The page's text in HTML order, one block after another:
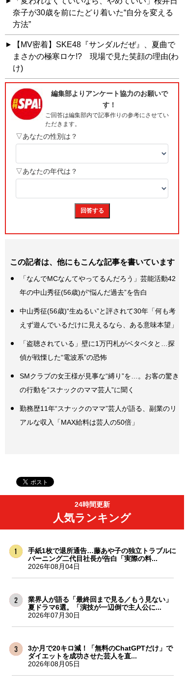
奈子が30歳を前にたどり着いた“自分を変える
方法”
【MV密着】SKE48『サンダルだぜ』、夏曲で
まさかの極寒ロケ!? 現場で見た笑顔の理由(わ
け)
この記者は、他にもこんな記事を書いています
「なんでMCなんてやってるんだろう」芸能活動42
年の中山秀征(56歳)が“悩んだ過去”を告白
中山秀征(56歳)“生ぬるい”と評されて30年「何も考
えず遊んでいるだけに見えるなら、ある意味本望」
「盗聴されている」壁に1万円札がベタベタと…探
偵が戦慄した“電波系”の恐怖
SMクラブの女王様が見事な“縛り”を…。お客の驚き
の行動を“スナックのママ芸人”に聞く
勤務歴11年“スナックのママ”芸人が語る、副業のリ
アルな収入「MAX給料は芸人の50倍」
24時間更新
人気ランキング
手紙1枚で退所通告…藤あや子の独立トラブルに
バーニング二代目社長が告白「実際の料...
2026年08月04日
業界人が語る「最終回まで見る／もう見ない」
夏ドラマ6選。「演技が一辺倒で主人公に...
2026年07月30日
3か月で20キロ減！「無料のChatGPTだけ」で
ダイエットを成功させた芸人を直...
2026年08月05日